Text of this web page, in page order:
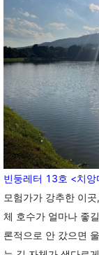
빈둥레터 13호 <치앙
모험가가 강추한 이
체 호수가 얼마나 좋
론적으로 안 갔으면